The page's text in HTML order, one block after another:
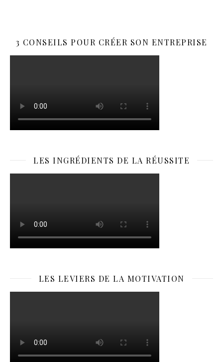
3 CONSEILS POUR CRÉER SON ENTREPRISE
LES INGRÉDIENTS DE LA RÉUSSITE
LES LEVIERS DE LA MOTIVATION